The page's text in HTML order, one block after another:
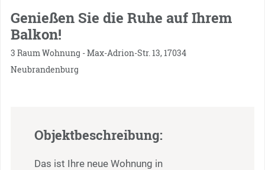
Genießen Sie die Ruhe auf Ihrem
Balkon!
3 Raum Wohnung - Max-Adrion-Str. 13, 17034
Neubrandenburg
Objektbeschreibung:
Das ist Ihre neue Wohnung in